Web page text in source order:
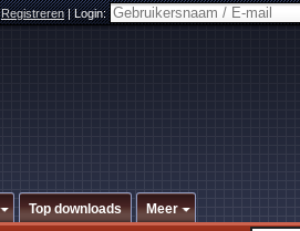
Registreren|Login:
Top downloads Meer